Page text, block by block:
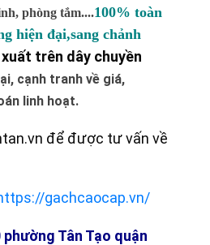
phòng tắm....100% toàn
hiện đại,sang chảnh
trên dây chuyền
cạnh tranh về giá,
linh hoạt.
để được tư vấn về
gachcaocap.vn/
Tân Tạo quận